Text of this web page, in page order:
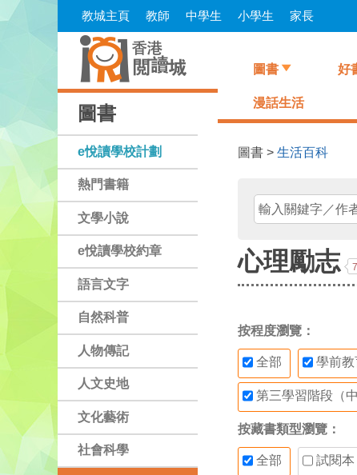
Skip
教城主頁 教師 中學生 小學生 家長
圖書
e悅讀學校計劃
熱門書籍
文學小說
e悅讀學校約章
語言文字
自然科普
人物傳記
人文史地
文化藝術
社會科學
圖書 好
漫話生活
圖書 > 生活百科
心理勵志
按程度瀏覽：
全部 學前教
第三學習階段（
按藏書類型瀏覽：
全部 試閱本